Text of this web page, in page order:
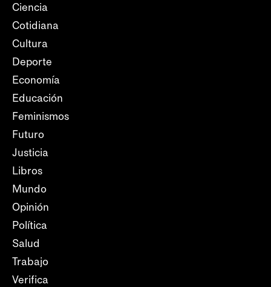
Ciencia
Cotidiana
Cultura
Deporte
Economía
Educación
Feminismos
Futuro
Justicia
Libros
Mundo
Opinión
Política
Salud
Trabajo
Verifica